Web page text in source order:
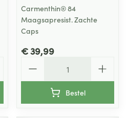
Carmenthin® 84
Maagsapresist. Zachte
Caps
€ 39,99
Bestel